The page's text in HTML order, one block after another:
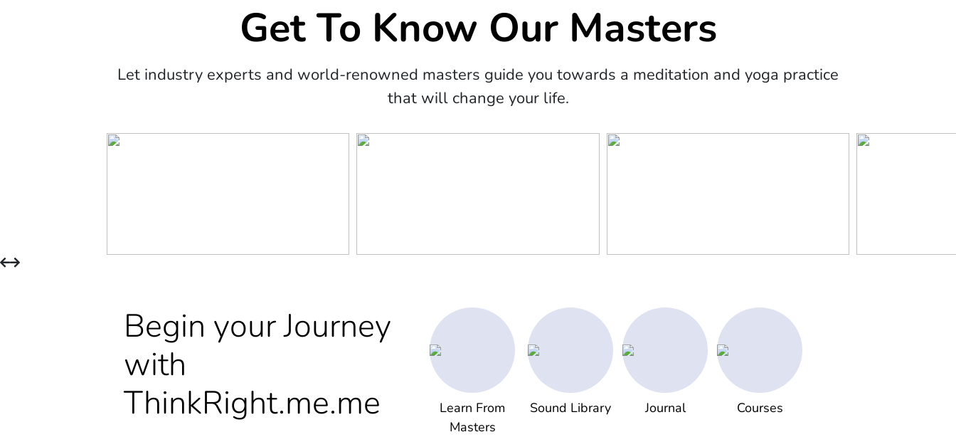
Get To Know Our Masters
Let industry experts and world-renowned masters guide you towards a meditation and yoga practice
that will change your life.
Begin your Journey
with
ThinkRight.me.me
Learn From
Masters
Sound Library Journal Courses